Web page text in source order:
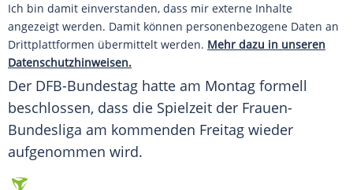
Ich bin damit einverstanden, dass mir externe Inhalte
angezeigt werden. Damit können personenbezogene Daten an
Drittplattformen übermittelt werden. Mehr dazu in unseren
Datenschutzhinweisen.
Der DFB-Bundestag hatte am Montag formell
beschlossen, dass die Spielzeit der Frauen-
Bundesliga am kommenden Freitag wieder
aufgenommen wird.